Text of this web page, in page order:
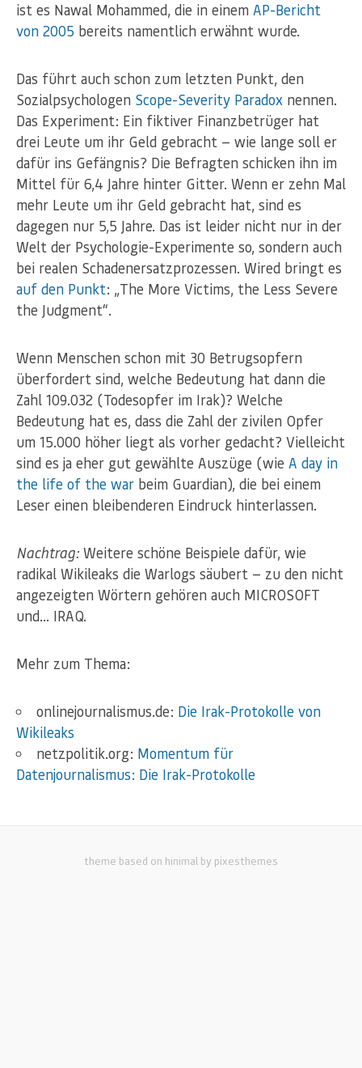
ist es Nawal Mohammed, die in einem AP-Bericht
von 2005 bereits namentlich erwähnt wurde.
Das führt auch schon zum letzten Punkt, den
Sozialpsychologen Scope-Severity Paradox nennen.
Das Experiment: Ein fiktiver Finanzbetrüger hat
drei Leute um ihr Geld gebracht — wie lange soll er
dafür ins Gefängnis? Die Befragten schicken ihn im
Mittel für 6,4 Jahre hinter Gitter. Wenn er zehn Mal
mehr Leute um ihr Geld gebracht hat, sind es
dagegen nur 5,5 Jahre. Das ist leider nicht nur in der
Welt der Psychologie-Experimente so, sondern auch
bei realen Schadenersatzprozessen. Wired bringt es
auf den Punkt: „The More Victims, the Less Severe
the Judgment“.
Wenn Menschen schon mit 30 Betrugsopfern
überfordert sind, welche Bedeutung hat dann die
Zahl 109.032 (Todesopfer im Irak)? Welche
Bedeutung hat es, dass die Zahl der zivilen Opfer
um 15.000 höher liegt als vorher gedacht? Vielleicht
sind es ja eher gut gewählte Auszüge (wie A day in
the life of the war beim Guardian), die bei einem
Leser einen bleibenderen Eindruck hinterlassen.
Nachtrag: Weitere schöne Beispiele dafür, wie
radikal Wikileaks die Warlogs säubert — zu den nicht
angezeigten Wörtern gehören auch MICROSOFT
und… IRAQ.
Mehr zum Thema:
onlinejournalismus.de: Die Irak-Protokolle von
Wikileaks
netzpolitik.org: Momentum für
Datenjournalismus: Die Irak-Protokolle
theme based on hinimal by pixesthemes